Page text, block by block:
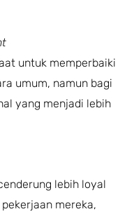
untuk memperbaiki
umum, namun bagi
yang menjadi lebih
lebih loyal
mereka,